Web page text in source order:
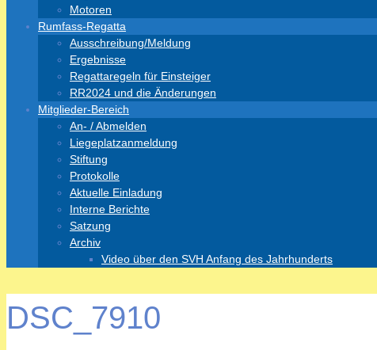
Motoren
Rumfass-Regatta
Ausschreibung/Meldung
Ergebnisse
Regattaregeln für Einsteiger
RR2024 und die Änderungen
Mitglieder-Bereich
An- / Abmelden
Liegeplatzanmeldung
Stiftung
Protokolle
Aktuelle Einladung
Interne Berichte
Satzung
Archiv
Video über den SVH Anfang des Jahrhunderts
DSC_7910